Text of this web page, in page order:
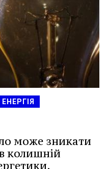
може зникати
колишній